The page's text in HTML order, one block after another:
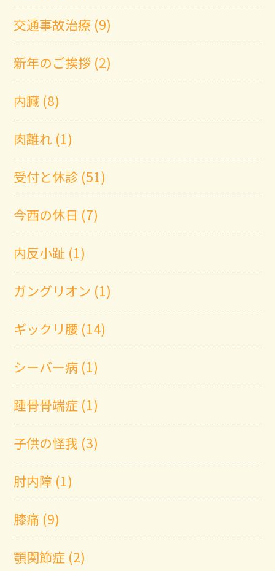
交通事故治療 (9)
新年のご挨拶 (2)
内臓 (8)
肉離れ (1)
受付と休診 (51)
今西の休日 (7)
内反小趾 (1)
ガングリオン (1)
ギックリ腰 (14)
シーバー病 (1)
踵骨骨端症 (1)
子供の怪我 (3)
肘内障 (1)
膝痛 (9)
顎関節症 (2)